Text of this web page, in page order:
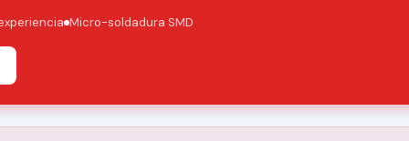
Micro-soldadura SMD